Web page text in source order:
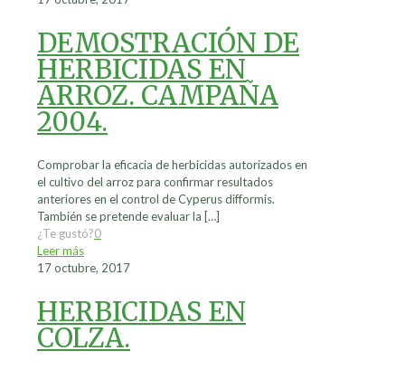
DEMOSTRACIÓN DE
HERBICIDAS EN
ARROZ. CAMPAÑA
2004.
Comprobar la eficacia de herbicidas autorizados en
el cultivo del arroz para confirmar resultados
anteriores en el control de Cyperus difformis.
También se pretende evaluar la […]
¿Te gustó?0
Leer más
17 octubre, 2017
HERBICIDAS EN
COLZA.